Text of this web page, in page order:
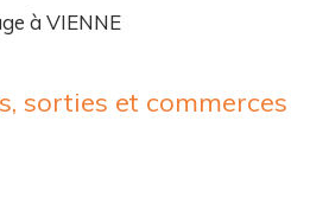
à VIENNE
sorties et commerces